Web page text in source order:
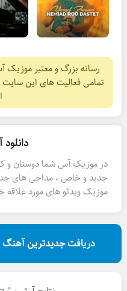
رسانه بزرگ و معتبر
تمامی فعالیت های این
در موزیک آس شما دوستان و
جدید و خاص ، مداحی های
موزیک ویدئو های مورد علاقه
دریافت جدیدترین آهنگ